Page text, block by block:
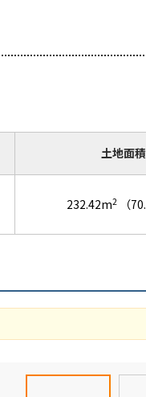
土地面積
232.42m2 （